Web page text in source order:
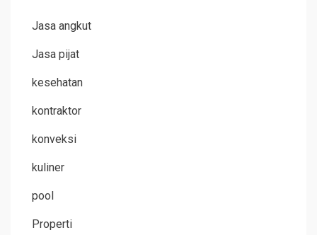
Jasa angkut
Jasa pijat
kesehatan
kontraktor
konveksi
kuliner
pool
Properti